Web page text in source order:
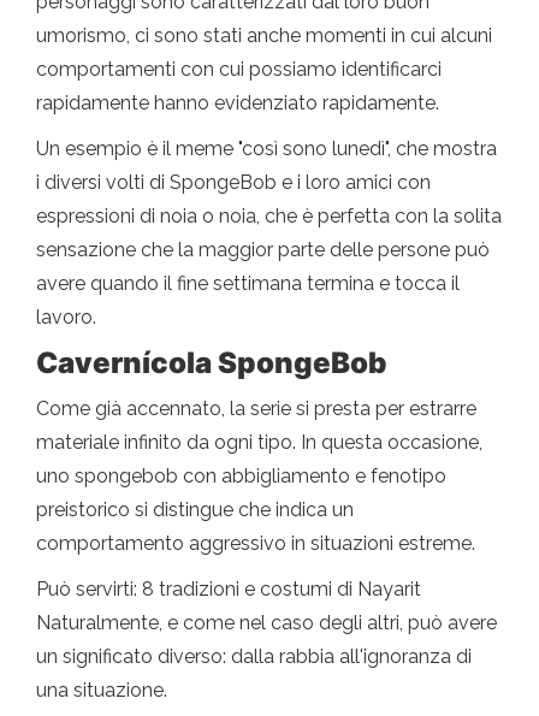
umorismo, ci sono stati anche momenti in cui alcuni
comportamenti con cui possiamo identificarci
rapidamente hanno evidenziato rapidamente.
Un esempio è il meme "così sono lunedì", che mostra
i diversi volti di SpongeBob e i loro amici con
espressioni di noia o noia, che è perfetta con la solita
sensazione che la maggior parte delle persone può
avere quando il fine settimana termina e tocca il
lavoro.
Cavernícola SpongeBob
Come già accennato, la serie si presta per estrarre
materiale infinito da ogni tipo. In questa occasione,
uno spongebob con abbigliamento e fenotipo
preistorico si distingue che indica un
comportamento aggressivo in situazioni estreme.
Può servirti: 8 tradizioni e costumi di Nayarit
Naturalmente, e come nel caso degli altri, può avere
un significato diverso: dalla rabbia all'ignoranza di
una situazione.